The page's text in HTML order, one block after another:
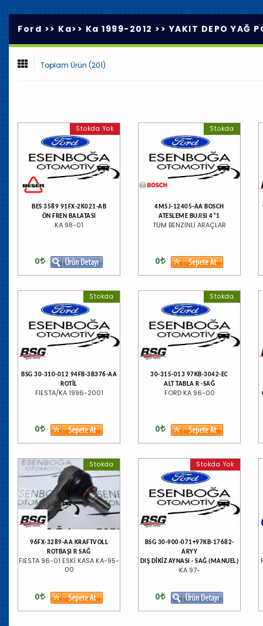
Ford >> Ka>> Ka 1999-2012 >>YAKIT DEPO YAĞ
Toplam Ürün (201)
Stokda Yok
BES 3589 91FX-2K021-AB
ÖN FREN BALATASI
KA 98-01
0
Stokda
4M5J-12405-AA BOSCH
ATESLEME BUJISI 4*1
TÜM BENZİNLİ ARAÇLAR
0
Stokda
BSG 30-310-012 94FB-3B376-AA
ROTİL
FIESTA/KA 1996-2001
0
Stokda
30-315-013 97KB-3042-EC
ALT TABLA R -SAĞ
FORD KA 96-00
0
Stokda
96FX-3289-AA KRAFTVOLL
ROTBAŞI R SAĞ
FIESTA 96-01 ESKİ KASA KA-95-
00
0
Stokda Yok
BSG 30-900-071+97KB-17682-
ARYY
DIŞ DİKİZ AYNASI - SAĞ (MANUEL)
KA 97-
0